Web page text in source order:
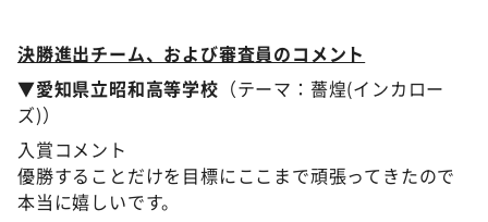
決勝進出チーム、および審査員のコメント
▼愛知県立昭和高等学校 （テーマ：薔煌(インカロー
ズ)）
入賞コメント
優勝することだけを目標にここまで頑張ってきたので
本当に嬉しいです。